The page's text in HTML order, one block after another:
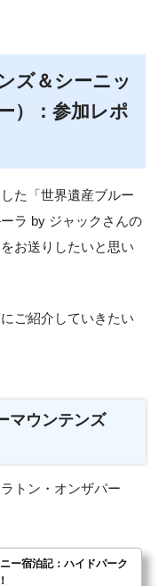
ズ＆シーニッ
）：参加レポ
た「世界遺産ブルー
ラ by ジャックさんの
お送りしたいと思い
ご紹介していきたい
マウンテンズ
トン・オンザパー
ー宿泊記：ハイドパーク